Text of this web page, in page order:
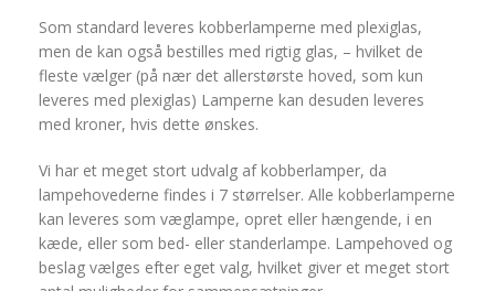
Som standard leveres kobberlamperne med plexiglas,
men de kan også bestilles med rigtig glas, – hvilket de
fleste vælger (på nær det allerstørste hoved, som kun
leveres med plexiglas) Lamperne kan desuden leveres
med kroner, hvis dette ønskes.
Vi har et meget stort udvalg af kobberlamper, da
lampehovederne findes i 7 størrelser. Alle kobberlamperne
kan leveres som væglampe, opret eller hængende, i en
kæde, eller som bed- eller standerlampe. Lampehoved og
beslag vælges efter eget valg, hvilket giver et meget stort